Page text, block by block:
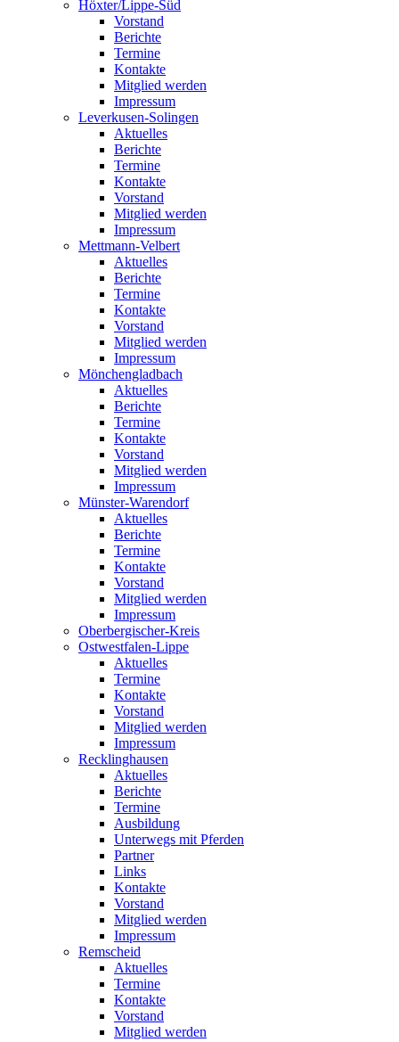
Höxter/Lippe-Süd
Vorstand
Berichte
Termine
Kontakte
Mitglied werden
Impressum
Leverkusen-Solingen
Aktuelles
Berichte
Termine
Kontakte
Vorstand
Mitglied werden
Impressum
Mettmann-Velbert
Aktuelles
Berichte
Termine
Kontakte
Vorstand
Mitglied werden
Impressum
Mönchengladbach
Aktuelles
Berichte
Termine
Kontakte
Vorstand
Mitglied werden
Impressum
Münster-Warendorf
Aktuelles
Berichte
Termine
Kontakte
Vorstand
Mitglied werden
Impressum
Oberbergischer-Kreis
Ostwestfalen-Lippe
Aktuelles
Termine
Kontakte
Vorstand
Mitglied werden
Impressum
Recklinghausen
Aktuelles
Berichte
Termine
Ausbildung
Unterwegs mit Pferden
Partner
Links
Kontakte
Vorstand
Mitglied werden
Impressum
Remscheid
Aktuelles
Termine
Kontakte
Vorstand
Mitglied werden